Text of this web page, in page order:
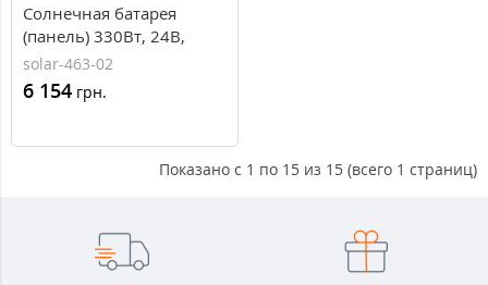
Солнечная батарея
(панель) 330Вт, 24В,
монокристаллическая,
PLM-330M-72, Perlight
Solar
solar-463-02
6 154 грн.
Показано с 1 по 15 из 15 (всего 1 страниц)